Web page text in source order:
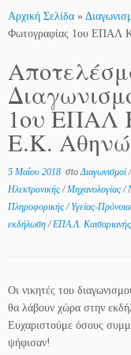
Αρχική Σελίδα »
Φωτογραφίας 1ου ΕΠΑΛ
1ου ΕΠΑΛ
Ε.Κ.
5 Μαΐου 2018 στοΔιαγωνισμοί/
Ηλεκτρονικής/Μηχανολογίας/
Πληροφορικής/Υγείας-
εκδήλωση/ΕΠΑ.Λ. Καισαριανής
Οι νικητές του
θα λάβουν χώρα στην
Ευχαριστούμε όσους
ψήφισαν!